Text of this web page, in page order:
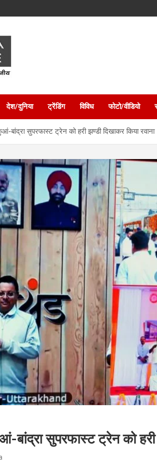
देश/दुनिया ट्रेंडिंग विविध फोटो/वीडियो
बांद्रा सुपरफास्ट ट्रेन को हरी झण्डी दिखाकर किया रवाना
सुपरफास्ट ट्रेन को हरी